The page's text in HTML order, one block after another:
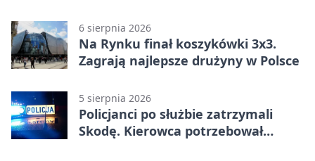
6 sierpnia 2026
Na Rynku finał koszykówki 3x3.
Zagrają najlepsze drużyny w Polsce
5 sierpnia 2026
Policjanci po służbie zatrzymali
Skodę. Kierowca potrzebował